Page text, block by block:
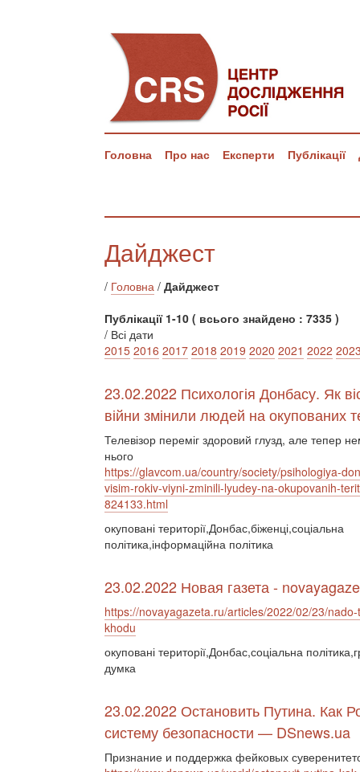
Головна Про нас Експерти Публікації
Дайджест
/ Головна / Дайджест
Публікації 1-10 ( всього знайдено : 7335 )
/ Всі дати
2015 2016 2017 2018 2019 2020 2021 2022
23.02.2022 Психологія Донбасу. Як
війни змінили людей на окупованих
Телевізор переміг здоровий глузд, але тепер
нього
https://glavcom.ua/country/society/psihologiya-
visim-rokiv-viyni-zminili-lyudey-na-okupovanih-
824133.html
окуповані території,Донбас,біженці,соціальна
політика,інформаційна політика
23.02.2022 Новая газета -
https://novayagazeta.ru/articles/2022/02/23/
khodu
окуповані території,Донбас,соціальна
думка
23.02.2022 Остановить Путина. Как
систему безопасности — DSnews.ua
Признание и поддержка фейковых